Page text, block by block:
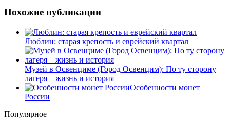
Похожие публикации
Люблин: старая крепость и еврейский квартал
Музей в Освенциме (Город Освенцим): По ту сторону
лагеря – жизнь и история
Особенности монет
России
Популярное